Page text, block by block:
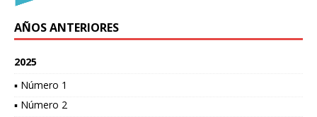
AÑOS ANTERIORES
2025
▪ Número 1
▪ Número 2